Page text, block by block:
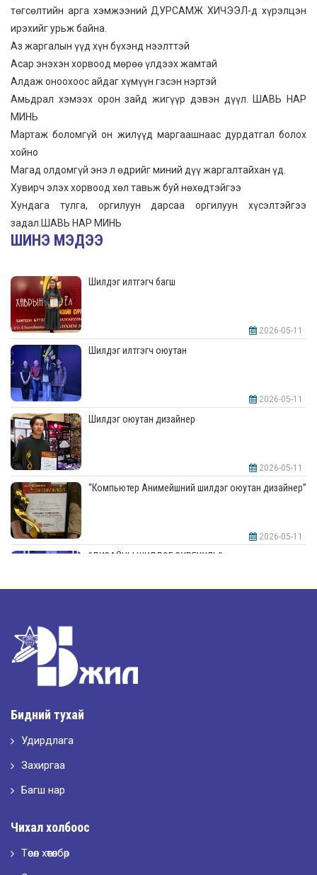
төгсөлтийн арга хэмжээний ДУРСАМЖ ХИЧЭЭЛ-д хүрэлцэн
ирэхийг урьж байна.
Аз жаргалын үүд хүн бүхэнд нээлттэй
Асар энэхэн хорвоод мөрөө үлдээх жамтай
Алдаж оноохоос айдаг хүмүүн гэсэн нэртэй
Амьдрал хэмээх орон зайд жигүүр дэвэн дүүл. ШАВЬ НАР
МИНЬ
Мартаж боломгүй он жилүүд маргаашнаас дурдатгал болох
хойно
Магад олдомгүй энэ л өдрийг миний дүү жаргалтайхан үд.
Хувирч элэх хорвоод хөл тавьж буй нөхөдтэйгээ
Хундага тулга, оргилуун дарсаа оргилуун хүсэлтэйгээ
задал.ШАВЬ НАР МИНЬ
ШИНЭ МЭДЭЭ
Шилдэг илтгэгч багш
2026-05-11
Шилдэг илтгэгч оюутан
2026-05-11
Шилдэг оюутан дизайнер
2026-05-11
“Компьютер Анимейшний шилдэг оюутан дизайнер”
2026-05-11
“ДИЗАЙНЫ ШИЛДЭГ СУРГУУЛЬ”-аар шалгарлаа
“ХҮСЛЭН 2026” хувцас загварын улсын уралдаан,
Бидний тухай
Удирдлага
Захиргаа
Багш нар
Чихал холбоос
Төсөл хөтөлбөр